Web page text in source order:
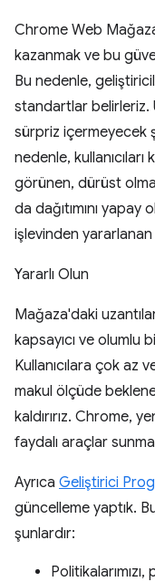
Chrome Web
kazanmak ve bu
Bu nedenle,
standartlar belirleriz.
sürpriz içermeyecek
nedenle, kullanıcıları
görünen, dürüst
da dağıtımını yapay
işlevinden yararlanan
Yararlı Olun
Mağaza'daki
kapsayıcı ve olumlu
Kullanıcılara çok az
makul ölçüde
kaldırırız. Chrome,
faydalı araçlar
Ayrıca Geliştirici
güncelleme yaptık.
şunlardır: